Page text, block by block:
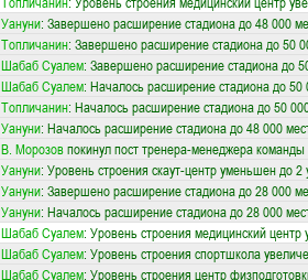
Уануни: Завершено расширение стадиона до 48 000
Топличанин: Завершено расширение стадиона до 50
Шабаб Суалем: Завершено расширение стадиона до
Шабаб Суалем: Началось расширение стадиона до 50
Топличанин: Началось расширение стадиона до 50
Уануни: Началось расширение стадиона до 48 000
В. Морозовпокинул пост тренера-менеджера команды
Уануни: Уровень строения скаут-центр уменьшен до 2
Уануни: Завершено расширение стадиона до 28 000
Уануни: Началось расширение стадиона до 28 000
Шабаб Суалем: Уровень строения медицинский центр
Шабаб Суалем: Уровень строения спортшкола
Шабаб Суалем: Уровень строения центр